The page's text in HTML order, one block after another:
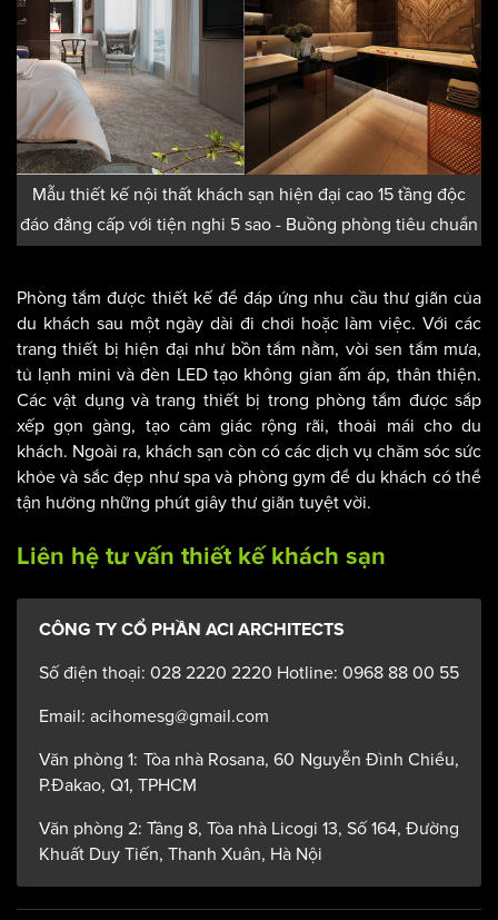
Mẫu thiết kế nội thất khách sạn hiện đại cao 15 tầng độc
đáo đẳng cấp với tiện nghi 5 sao - Buồng phòng tiêu chuẩn
Phòng tắm được thiết kế để đáp ứng nhu cầu thư giãn của
du khách sau một ngày dài đi chơi hoặc làm việc. Với các
trang thiết bị hiện đại như bồn tắm nằm, vòi sen tắm mưa,
tủ lạnh mini và đèn LED tạo không gian ấm áp, thân thiện.
Các vật dụng và trang thiết bị trong phòng tắm được sắp
xếp gọn gàng, tạo cảm giác rộng rãi, thoải mái cho du
khách. Ngoài ra, khách sạn còn có các dịch vụ chăm sóc sức
khỏe và sắc đẹp như spa và phòng gym để du khách có thể
tận hưởng những phút giây thư giãn tuyệt vời.
Liên hệ tư vấn thiết kế khách sạn
CÔNG TY CỔ PHẦN ACI ARCHITECTS
Số điện thoại: 028 2220 2220 Hotline: 0968 88 00 55
Email: acihomesg@gmail.com
Văn phòng 1: Tòa nhà Rosana, 60 Nguyễn Đình Chiểu,
P.Đakao, Q1, TPHCM
Văn phòng 2: Tầng 8, Tòa nhà Licogi 13, Số 164, Đường
Khuất Duy Tiến, Thanh Xuân, Hà Nội